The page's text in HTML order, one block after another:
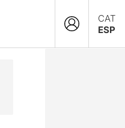
CAT
ESP